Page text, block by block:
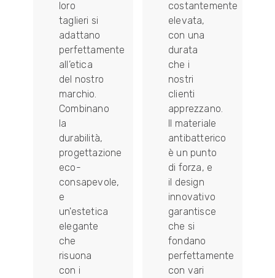
loro
taglieri si
adattano
perfettamente
all’etica
del nostro
marchio.
Combinano
la
durabilità,
progettazione
eco-
consapevole,
e
un'estetica
elegante
che
risuona
con i
costantemente
elevata,
con una
durata
che i
nostri
clienti
apprezzano.
Il materiale
antibatterico
è un punto
di forza, e
il design
innovativo
garantisce
che si
fondano
perfettamente
con vari